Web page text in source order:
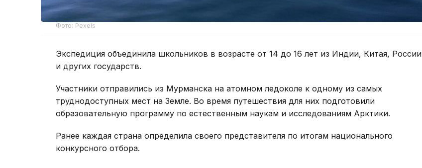
Фото: Pexels
Экспедиция объединила школьников в возрасте от 14 до 16 лет из Индии, Китая, России
и других государств.
Участники отправились из Мурманска на атомном ледоколе к одному из самых
труднодоступных мест на Земле. Во время путешествия для них подготовили
образовательную программу по естественным наукам и исследованиям Арктики.
Ранее каждая страна определила своего представителя по итогам национального
конкурсного отбора.